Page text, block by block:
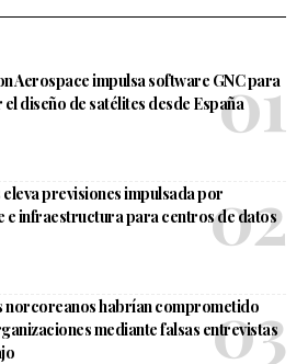
Aerospace impulsa software GNC para
diseño de satélites desde España
eleva previsiones impulsada por
e infraestructura para centros de datos
norcoreanos habrían comprometido
mediante falsas entrevistas